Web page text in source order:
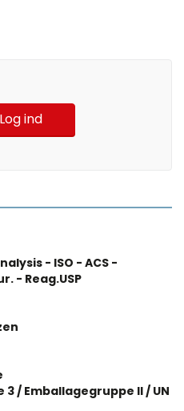
Log ind
- ISO - ACS -
- Reag.USP
3 / Emballagegruppe II / UN